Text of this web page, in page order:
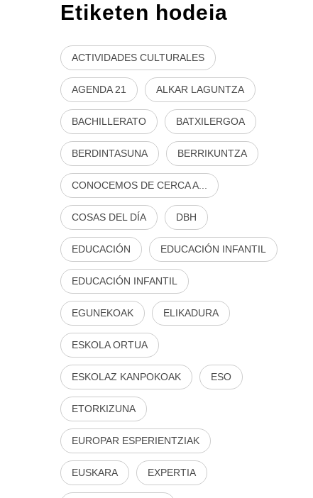
Etiketen hodeia
ACTIVIDADES CULTURALES
AGENDA 21 ALKAR LAGUNTZA
BACHILLERATO BATXILERGOA
BERDINTASUNA BERRIKUNTZA
CONOCEMOS DE CERCA A...
COSAS DEL DÍA DBH
EDUCACIÓN EDUCACIÓN INFANTIL
EDUCACIÓN INFANTIL
EGUNEKOAK ELIKADURA
ESKOLA ORTUA
ESKOLAZ KANPOKOAK ESO
ETORKIZUNA
EUROPAR ESPERIENTZIAK
EUSKARA EXPERTIA